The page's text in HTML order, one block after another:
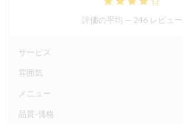
評価の平均 — 246 レビュー
サービス
雰囲気
メニュー
品質-価格